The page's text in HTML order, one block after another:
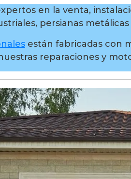
en la venta,
persianas
están fabricadas con
reparaciones y